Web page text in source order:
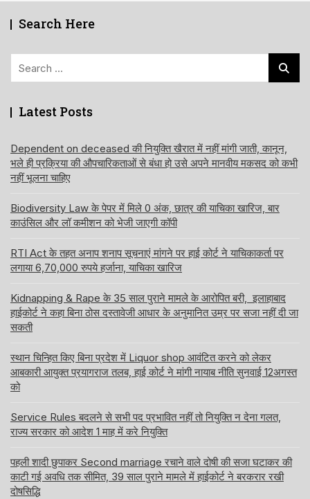
Search Here
Latest Posts
Dependent on deceased की नियुक्ति खैरात में नहीं मांगी जाती, कानून,
भले ही प्रक्रिया की औपचारिकताओं से बंधा हो उसे अपने मानवीय मकसद को कभी
नहीं भूलना चाहिए
Biodiversity Law के पेपर में मिले 0 अंक, छात्र की याचिका खारिज, बार
काउंसिल और लॉ कमीशन को भेजी जाएगी कॉपी
RTI Act के तहत अनाप शनाप सूचनाएं मांगने पर हाई कोर्ट ने याचिकाकर्ता पर
लगाया 6,70,000 रुपये हर्जाना, याचिका खारिज
Kidnapping & Rape के 35 साल पुराने मामले के आरोपित बरी, इलाहाबाद
हाईकोर्ट ने कहा बिना ठोस दस्तावेजी आधार के अनुमानित उम्र पर सजा नहीं दी जा
सकती
स्थान चिन्हित किए बिना प्रदेश में Liquor shop आवंटित करने को लेकर
आबकारी आयुक्त प्रयागराज तलब, हाई कोर्ट ने मांगी नायाब नीति सुनवाई 12अगस्त
को
Service Rules बदलने से सभी पद प्रभावित नहीं तो नियुक्ति न देना गलत,
राज्य सरकार को आदेश 1 माह में करे नियुक्ति
पहली शादी छुपाकर Second marriage रचाने वाले दोषी की सजा घटाकर की
काटी गई अवधि तक सीमित, 39 साल पुराने मामले में हाईकोर्ट ने बरकरार रखी
दोषसिद्धि